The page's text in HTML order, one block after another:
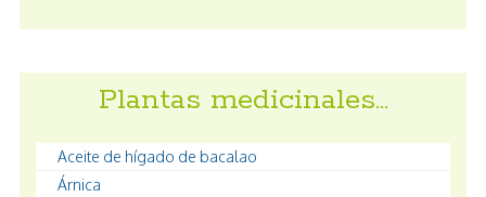
Plantas medicinales…
Aceite de hígado de bacalao
Árnica